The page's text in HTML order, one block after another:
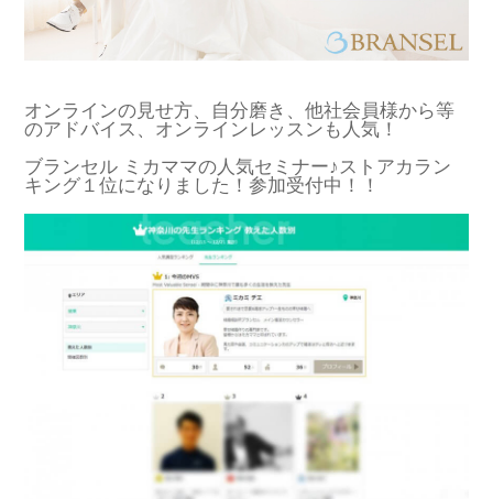
オンラインの見せ方、自分磨き、他社会員様から等
のアドバイス、オンラインレッスンも人気！
ブランセル ミカママの人気セミナー♪ストアカラン
キング１位になりました！参加受付中！！